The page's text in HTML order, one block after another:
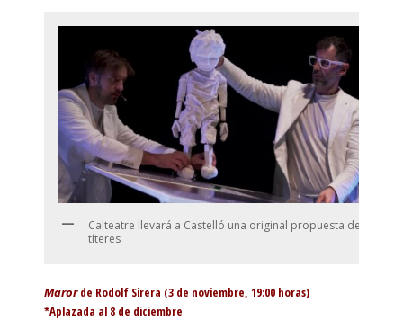
Calteatre llevará a Castelló una original propuesta de
títeres
Marorde Rodolf Sirera (3 de noviembre, 19:00 horas)
*Aplazada al 8 de diciembre